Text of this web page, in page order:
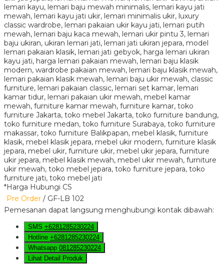
*Harga Hubungi CS
Pre Order / GF-LB 102
Pemesanan dapat langsung menghubungi kontak dibawah:
SMS +6281285230224
Hotline +6281285230224
Whatsapp 081285230224
Lihat Detail Produk